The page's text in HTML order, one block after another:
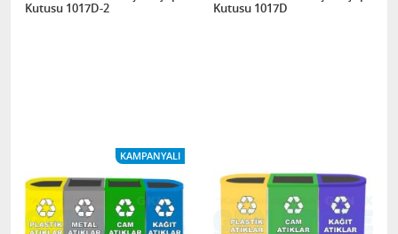
Kutusu 1017D-2
Kutusu 1017D
KAMPANYALI